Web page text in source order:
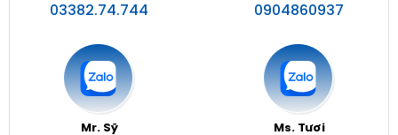
03382.74.744 0904860937
Mr. Sỹ Ms. Tươi